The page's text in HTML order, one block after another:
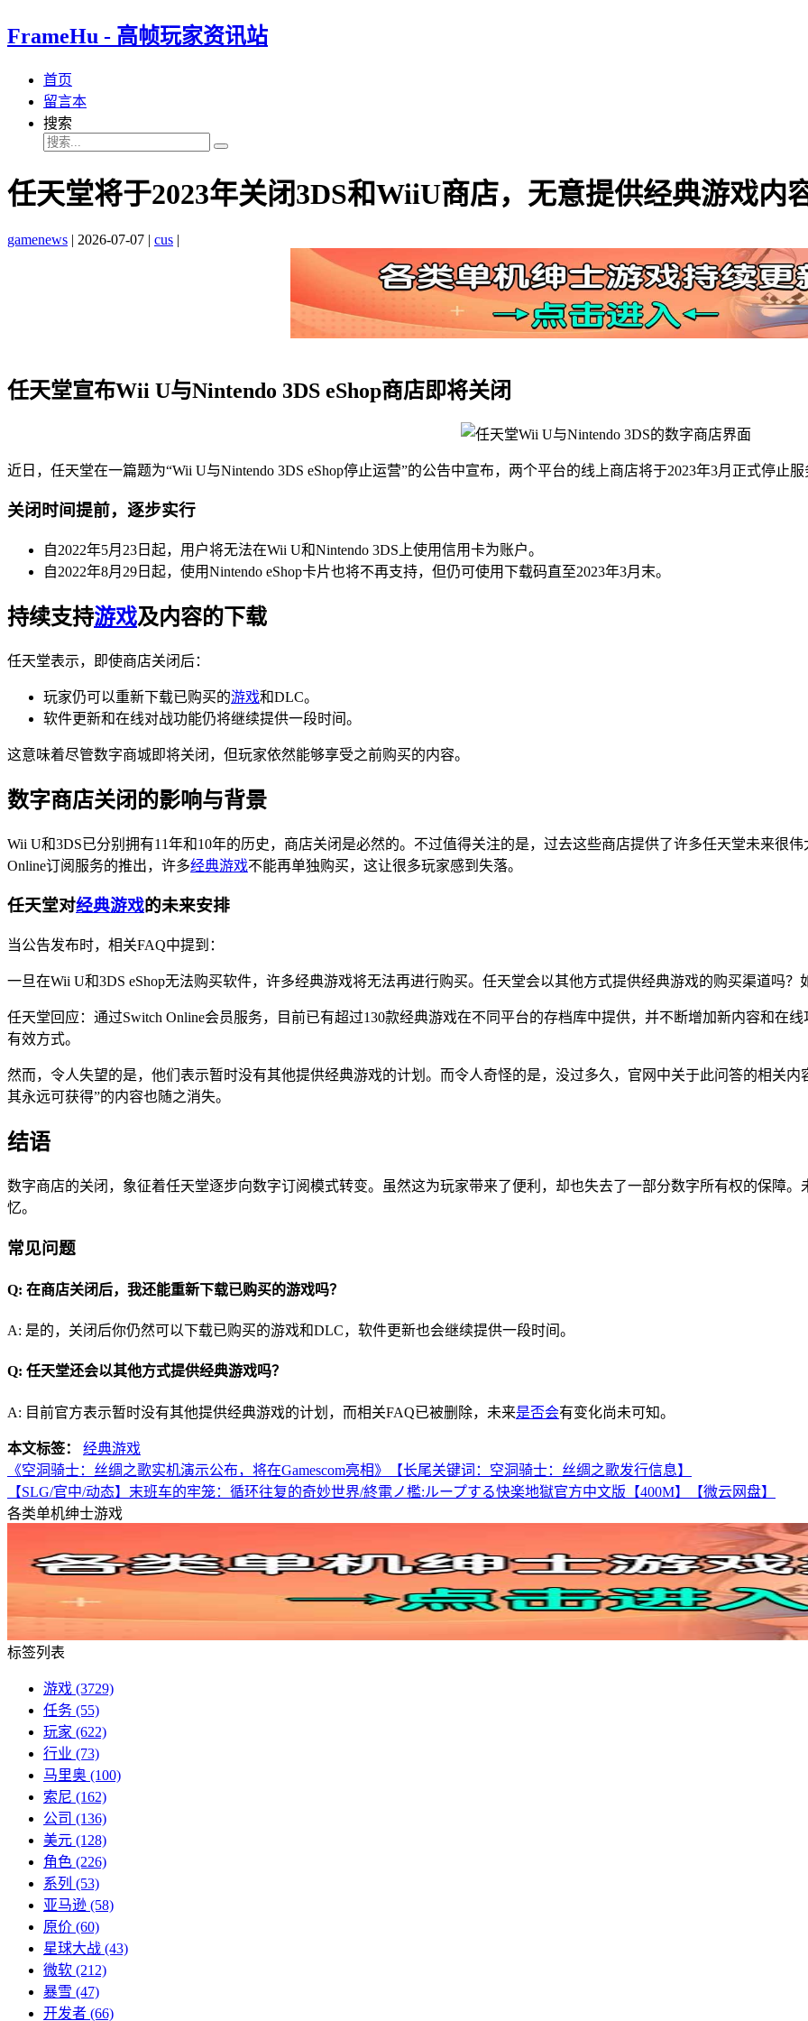
FrameHu - 高帧玩家资讯站
首页
留言本
搜索
任天堂将于2023年关闭3DS和WiiU商店，无意提供经典游戏内
gamenews | 2026-07-07 | cus |
任天堂宣布Wii U与Nintendo 3DS eShop商店即将关闭
近日，任天堂在一篇题为“Wii U与Nintendo 3DS eShop停止运营”的公告中宣布，两个平台的线上商店将于2023年3月正式停止服
关闭时间提前，逐步实行
自2022年5月23日起，用户将无法在Wii U和Nintendo 3DS上使用信用卡为账户。
自2022年8月29日起，使用Nintendo eShop卡片也将不再支持，但仍可使用下载码直至2023年3月末。
持续支持游戏及内容的下载
任天堂表示，即使商店关闭后：
玩家仍可以重新下载已购买的游戏和DLC。
软件更新和在线对战功能仍将继续提供一段时间。
这意味着尽管数字商城即将关闭，但玩家依然能够享受之前购买的内容。
数字商店关闭的影响与背景
Wii U和3DS已分别拥有11年和10年的历史，商店关闭是必然的。不过值得关注的是，过去这些商店提供了许多任天堂未来很
Online订阅服务的推出，许多经典游戏不能再单独购买，这让很多玩家感到失落。
任天堂对经典游戏的未来安排
当公告发布时，相关FAQ中提到：
一旦在Wii U和3DS eShop无法购买软件，许多经典游戏将无法再进行购买。任天堂会以其他方式提供经典游戏的购买渠道吗？
任天堂回应：通过Switch Online会员服务，目前已有超过130款经典游戏在不同平台的存档库中提供，并不断增加新内容和在
有效方式。
然而，令人失望的是，他们表示暂时没有其他提供经典游戏的计划。而令人奇怪的是，没过多久，官网中关于此问答的相关
其永远可获得”的内容也随之消失。
结语
数字商店的关闭，象征着任天堂逐步向数字订阅模式转变。虽然这为玩家带来了便利，却也失去了一部分数字所有权的保障
忆。
常见问题
Q: 在商店关闭后，我还能重新下载已购买的游戏吗？
A: 是的，关闭后你仍然可以下载已购买的游戏和DLC，软件更新也会继续提供一段时间。
Q: 任天堂还会以其他方式提供经典游戏吗？
A: 目前官方表示暂时没有其他提供经典游戏的计划，而相关FAQ已被删除，未来是否会有变化尚未可知。
本文标签：
经典游戏
《空洞骑士：丝绸之歌实机演示公布，将在Gamescom亮相》【长尾关键词：空洞骑士：丝绸之歌发行信息】
【SLG/官中/动态】末班车的牢笼：循环往复的奇妙世界/終電ノ檻:ループする快楽地獄官方中文版【400M】【微云网盘】
各类单机绅士游戏
标签列表
游戏 (3729)
任务 (55)
玩家 (622)
行业 (73)
马里奥 (100)
索尼 (162)
公司 (136)
美元 (128)
角色 (226)
系列 (53)
亚马逊 (58)
原价 (60)
星球大战 (43)
微软 (212)
暴雪 (47)
开发者 (66)